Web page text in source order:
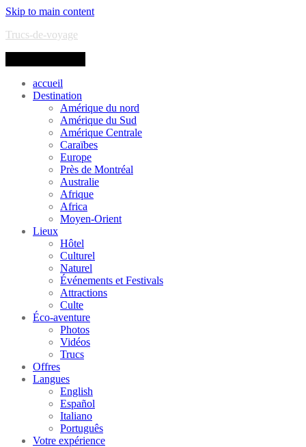
Skip to main content
Trucs-de-voyage
accueil
Destination
Amérique du nord
Amérique du Sud
Amérique Centrale
Caraïbes
Europe
Près de Montréal
Australie
Afrique
Africa
Moyen-Orient
Lieux
Hôtel
Culturel
Naturel
Événements et Festivals
Attractions
Culte
Éco-aventure
Photos
Vidéos
Trucs
Offres
Langues
English
Español
Italiano
Português
Votre expérience